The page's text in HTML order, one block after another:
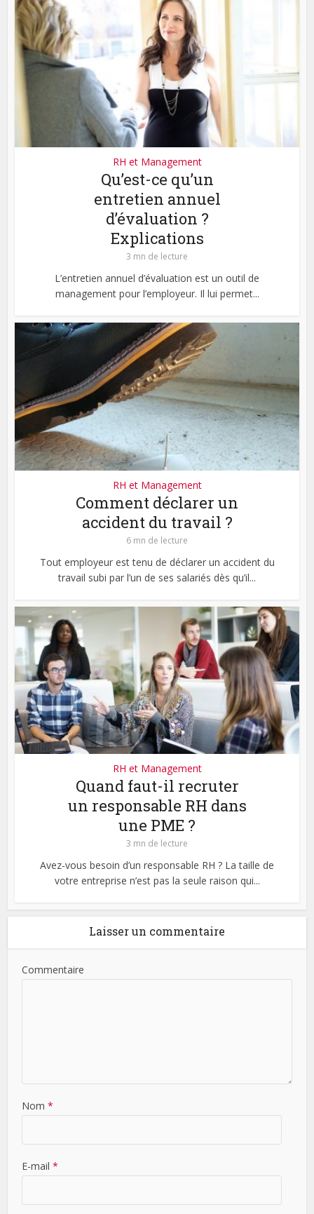
RH et Management
Qu’est-ce qu’un
entretien annuel
d’évaluation ?
Explications
3 mn de lecture
L’entretien annuel d’évaluation est un outil de
management pour l’employeur. Il lui permet...
RH et Management
Comment déclarer un
accident du travail ?
6 mn de lecture
Tout employeur est tenu de déclarer un accident du
travail subi par l’un de ses salariés dès qu’il...
RH et Management
Quand faut-il recruter
un responsable RH dans
une PME ?
3 mn de lecture
Avez-vous besoin d’un responsable RH ? La taille de
votre entreprise n’est pas la seule raison qui...
Laisser un commentaire
Commentaire
Nom*
E-mail*